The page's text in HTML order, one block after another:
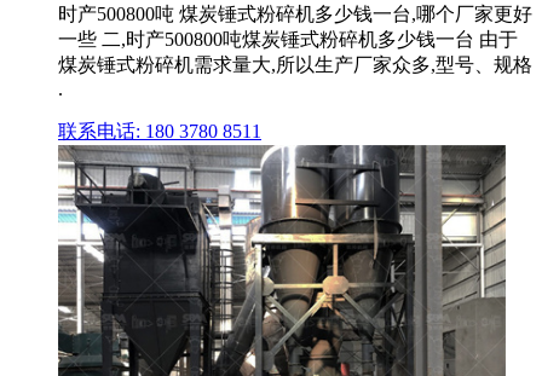
时产500800吨 煤炭锤式粉碎机多少钱一台,哪个厂家更好
一些 二,时产500800吨煤炭锤式粉碎机多少钱一台 由于
煤炭锤式粉碎机需求量大,所以生产厂家众多,型号、规格
.
联系电话: 180 3780 8511